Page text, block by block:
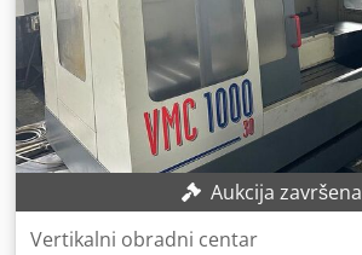
Aukcija završena
Vertikalni obradni centar